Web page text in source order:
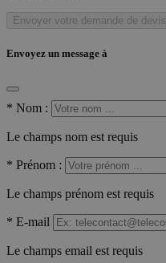
Envoyer votre demande de devis
Envoyez un message à
* Nom :
Le champs nom est requis
* Prénom :
Le champs prénom est requis
* E-mail
Le champs email est requis